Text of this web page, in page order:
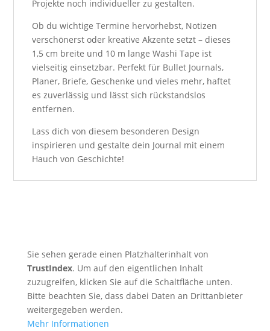
Projekte noch individueller zu gestalten.
Ob du wichtige Termine hervorhebst, Notizen
verschönerst oder kreative Akzente setzt – dieses
1,5 cm breite und 10 m lange Washi Tape ist
vielseitig einsetzbar. Perfekt für Bullet Journals,
Planer, Briefe, Geschenke und vieles mehr, haftet
es zuverlässig und lässt sich rückstandslos
entfernen.
Lass dich von diesem besonderen Design
inspirieren und gestalte dein Journal mit einem
Hauch von Geschichte!
Sie sehen gerade einen Platzhalterinhalt von
TrustIndex. Um auf den eigentlichen Inhalt
zuzugreifen, klicken Sie auf die Schaltfläche unten.
Bitte beachten Sie, dass dabei Daten an Drittanbieter
weitergegeben werden.
Mehr Informationen